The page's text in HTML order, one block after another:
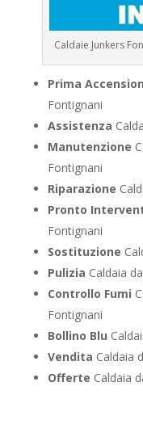
Caldaie Junkers
Prima
Fontignani
Assistenza
Manutenzione
Fontignani
Riparazione
Pronto
Fontignani
Sostituzione
Pulizia Caldaia
Controllo Fumi
Fontignani
Bollino Blu
Vendita Caldaia
Offerte Caldaia